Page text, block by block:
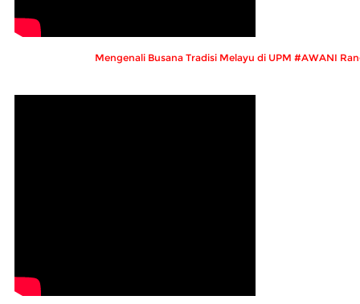
Mengenali Busana Tradisi Melayu di UPM #AWANI